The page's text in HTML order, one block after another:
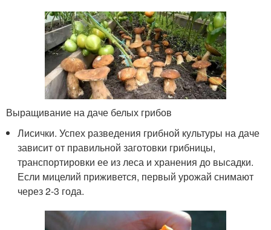
Выращивание на даче белых грибов
Лисички. Успех разведения грибной культуры на даче
зависит от правильной заготовки грибницы,
транспортировки ее из леса и хранения до высадки.
Если мицелий приживется, первый урожай снимают
через 2-3 года.